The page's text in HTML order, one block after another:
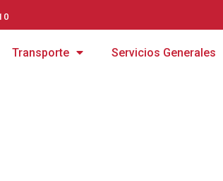
Transporte Servicios Generales